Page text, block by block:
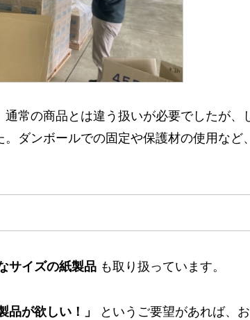
通常の商品とは違う扱いが必要でしたが、
。ダンボールでの固定や保護材の使用な
サイズの紙製品 も取り扱っています。
品が欲しい！」 というご要望があれば、